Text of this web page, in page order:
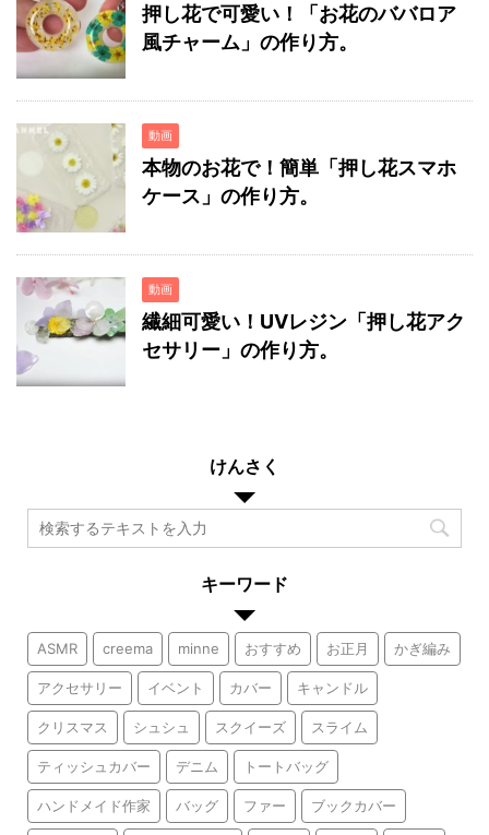
押し花で可愛い！「お花のババロア
風チャーム」の作り方。
動画
本物のお花で！簡単「押し花スマホ
ケース」の作り方。
動画
繊細可愛い！UVレジン「押し花アク
セサリー」の作り方。
けんさく
キーワード
ASMR creema minne おすすめ お正月 かぎ編み
アクセサリー イベント カバー キャンドル
クリスマス シュシュ スクイーズ スライム
ティッシュカバー デニム トートバッグ
ハンドメイド作家 バッグ ファー ブックカバー